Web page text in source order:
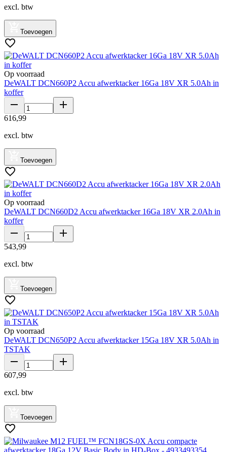
excl. btw
Toevoegen
Op voorraad
DeWALT DCN660P2 Accu afwerktacker 16Ga 18V XR 5.0Ah in
koffer
616,99
excl. btw
Toevoegen
Op voorraad
DeWALT DCN660D2 Accu afwerktacker 16Ga 18V XR 2.0Ah in
koffer
543,99
excl. btw
Toevoegen
Op voorraad
DeWALT DCN650P2 Accu afwerktacker 15Ga 18V XR 5.0Ah in
TSTAK
607,99
excl. btw
Toevoegen